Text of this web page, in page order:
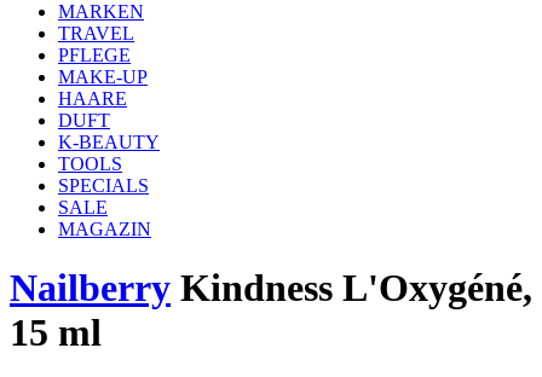
MARKEN
TRAVEL
PFLEGE
MAKE-UP
HAARE
DUFT
K-BEAUTY
TOOLS
SPECIALS
SALE
MAGAZIN
Nailberry Kindness L'Oxygéné,
15 ml